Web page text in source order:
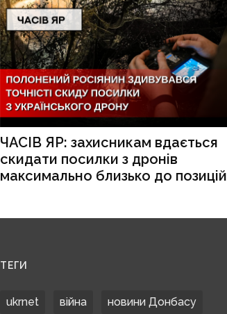
ЧАСІВ ЯР: захисникам вдається
скидати посилки з дронів
максимально близько до позицій
ТЕГИ
ukrnet війна новини Донбасу